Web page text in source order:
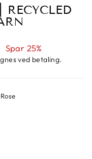
Spar 25%
ved betaling.